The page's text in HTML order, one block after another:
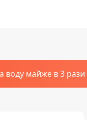
воду майже в 3 рази